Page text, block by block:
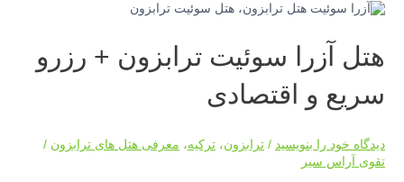
هتل آزرا سوئیت ترابزون + رزرو
سریع و اقتصادی
دیدگاه‌ خود را بنویسید /ترابزون،ترکیه، معرفی هتل های ترابزون /
تقوی آراس سیر